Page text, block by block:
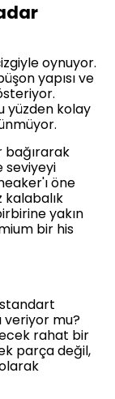
oynuyor.
yapısı ve
yüzden kolay
bağırarak
seviyeyi
öne
kalabalık
yakın
bir his
standart
veriyor mu?
rahat bir
parça değil,